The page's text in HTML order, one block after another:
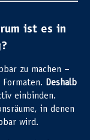
ist es in
zu machen –
Deshalb
einbinden.
in denen
wird.